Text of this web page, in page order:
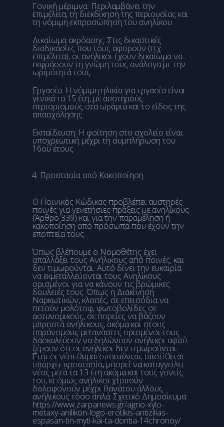
Γονική μέριμνα: Περιλαμβάνει την
επιμέλεια, τη διεκδίκηση της περιουσίας και
τη νόμιμη εκπροσώπηση του ανηλίκου.
Δικαίωμα ακρόασης: Στις δικαστικές
διαδικασίες που τους αφορούν (π.χ.
επιμέλεια), οι ανήλικοι έχουν δικαίωμα να
εκφράσουν τη γνώμη τους ανάλογα με την
ωριμότητά τους.
Εργασία: Η νόμιμη ηλικία για εργασία είναι
γενικά τα 15 έτη, με αυστηρούς
περιορισμούς στα ωράρια και το είδος της
απασχόλησης.
Εκπαίδευση: Η φοίτηση στο σχολείο είναι
υποχρεωτική μέχρι τη συμπλήρωση του
16ου έτους.
Προστασία από Κακοποίηση
Ο Ποινικός Κώδικας προβλέπει αυστηρές
ποινές για γενετήσιες πράξεις με ανηλίκους
(Άρθρο 339) και για την παραμέληση ή
κακοποίηση από πρόσωπα που έχουν την
εποπτεία τους.
Όπως βλέπουμε ο Νομοθέτης έχει
απαλλάξει τους Ανήλικους από ποινές, και
δεν τιμωρούνται. Αυτό δίνει την ευκαιρία
να εκμεταλλεύονται τους Ανηλίκους
ορισμένοι για να κάνουν τις βρώμικες
δουλειές τους. Όπως η Διακίνηση
Ναρκωτικών, κλοπές, σε επεισόδια να
πετούν μολότοφ, φωτοβολίδες σε
αστυνομικούς, σε πορείες να βάζουν
μπροστά ανήλικους, ακόμα και στους
παράνομους μετανάστες ορισμένοι τους
δασκαλεύουν να δηλώνουν ανήλικοι αφού
ξέρουν ότι οι ανήλικοι δεν τιμωρούνται.
Έτσι οι νέοι θυματοποιούνται, υποτίθεται
υπάρχει προστασία, μπορεί να καταγγείλει
νέος μετά τα 13 έτη ακόμα και τους γονείς
του, κι όμως ανήλικοι χτυπούν
δολοφονούν μέχρι θανάτου άλλους
ανήλικους τόσο απλά. Σχετικό Δημοσίευμα:
https://www.zarpanews.gr/agrio-xylo-
metaxy-anilikon-logo-erotikis-antizilias-
espasan-tin-myti-kai-ta-dontia-14chronoy/